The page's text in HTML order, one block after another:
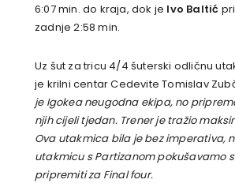
6:07 min. do kraja, dok je Ivo Baltić
zadnje 2:58 min.
Uz šut za tricu 4/4 šuterski odličnu
je krilni centar Cedevite Tomislav
je Igokea neugodna ekipa, no
njih cijeli tjedan. Trener je tražio
Ova utakmica bila je bez imperativa,
utakmicu s Partizanom pokušavamo
pripremiti za Final four.